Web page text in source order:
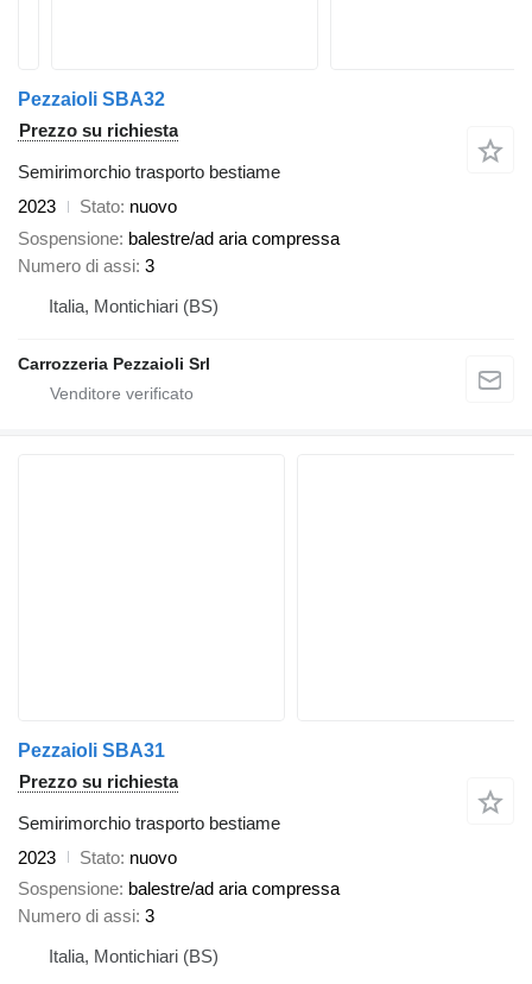
Pezzaioli SBA32
Prezzo su richiesta
Semirimorchio trasporto bestiame
2023
Stato nuovo
Sospensione balestre/ad aria compressa
Numero di assi 3
Italia, Montichiari (BS)
Carrozzeria Pezzaioli Srl
Pezzaioli SBA31
Prezzo su richiesta
Semirimorchio trasporto bestiame
2023
Stato nuovo
Sospensione balestre/ad aria compressa
Numero di assi 3
Italia, Montichiari (BS)